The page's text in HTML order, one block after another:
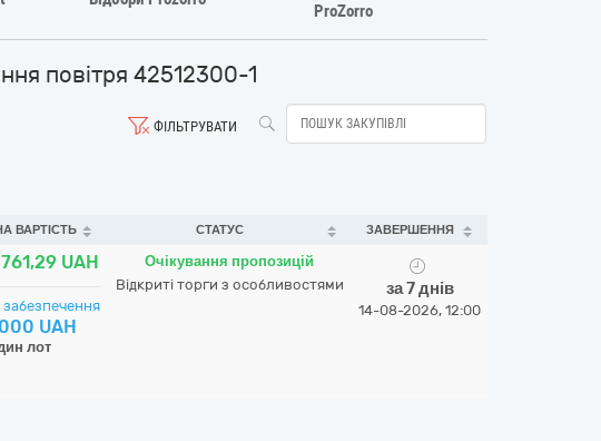
ProZorro
повітря 42512300-1
ФІЛЬТРУВАТИ
ВАРТІСТЬ СТАТУС ЗАВЕРШЕННЯ
UAH
UAH
лот
Очікування пропозицій
Відкриті торги з особливостями
за 7 днів
14-08-2026, 12:00